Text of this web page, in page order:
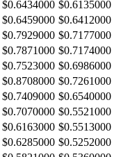
$0.6434000 $0.6135000
$0.6459000 $0.6412000
$0.7929000 $0.7177000
$0.7871000 $0.7174000
$0.7523000 $0.6986000
$0.8708000 $0.7261000
$0.7409000 $0.6540000
$0.7070000 $0.5521000
$0.6163000 $0.5513000
$0.6285000 $0.5252000